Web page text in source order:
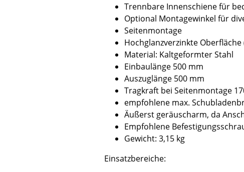
Trennbare Innenschiene für
Optional Montagewinkel für
Seitenmontage
Hochglanzverzinkte
Material: Kaltgeformter Stahl
Einbaulänge 500 mm
Auszuglänge 500 mm
Tragkraft bei Seitenmontage
empfohlene max.
Äußerst geräuscharm, da
Empfohlene
Gewicht: 3,15 kg
Einsatzbereiche: